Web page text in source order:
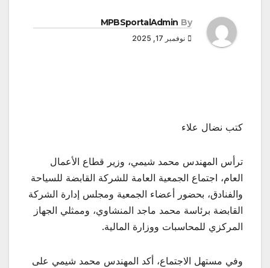
By
MPBSportalAdmin
نوفمبر 17, 2025
كتب نضال علاء
ترأس المهندس محمد شيمي، وزير قطاع الأعمال
العام، اجتماع الجمعية العامة للشركة القابضة للسياحة
والفنادق، بحضور أعضاء الجمعية ومجلس إدارة الشركة
القابضة برئاسة محمد ماجد المنشاوي، وممثلي الجهاز
المركزي للمحاسبات ووزارة المالية.
وفي مستهل الاجتماع، أكد المهندس محمد شيمي على